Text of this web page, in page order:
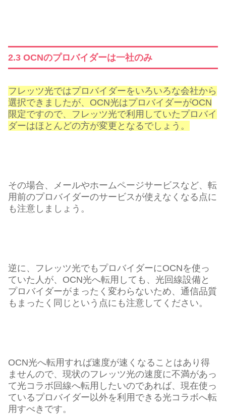
2.3 OCNのプロバイダーは一社のみ
フレッツ光ではプロバイダーをいろいろな会社から
選択できましたが、OCN光はプロバイダーがOCN
限定ですので、フレッツ光で利用していたプロバイ
ダーはほとんどの方が変更となるでしょう。
その場合、メールやホームページサービスなど、転
用前のプロバイダーのサービスが使えなくなる点に
も注意しましょう。
逆に、フレッツ光でもプロバイダーにOCNを使っ
ていた人が、OCN光へ転用しても、光回線設備と
プロバイダーがまったく変わらないため、通信品質
もまったく同じという点にも注意してください。
OCN光へ転用すれば速度が速くなることはあり得
ませんので、現状のフレッツ光の速度に不満があっ
て光コラボ回線へ転用したいのであれば、現在使っ
ているプロバイダー以外を利用できる光コラボへ転
用すべきです。